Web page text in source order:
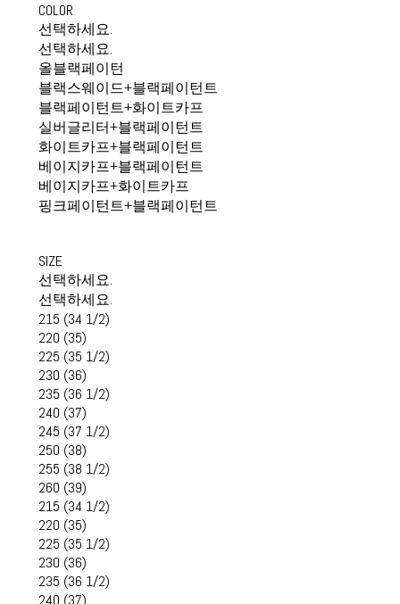
COLOR
선택하세요.
선택하세요.
올블랙페이턴
블랙스웨이드+블랙페이턴트
블랙페이턴트+화이트카프
실버글리터+블랙페이턴트
화이트카프+블랙페이턴트
베이지카프+블랙페이턴트
베이지카프+화이트카프
핑크페이턴트+블랙페이턴트
SIZE
선택하세요.
선택하세요.
215 (34 1/2)
220 (35)
225 (35 1/2)
230 (36)
235 (36 1/2)
240 (37)
245 (37 1/2)
250 (38)
255 (38 1/2)
260 (39)
215 (34 1/2)
220 (35)
225 (35 1/2)
230 (36)
235 (36 1/2)
240 (37)